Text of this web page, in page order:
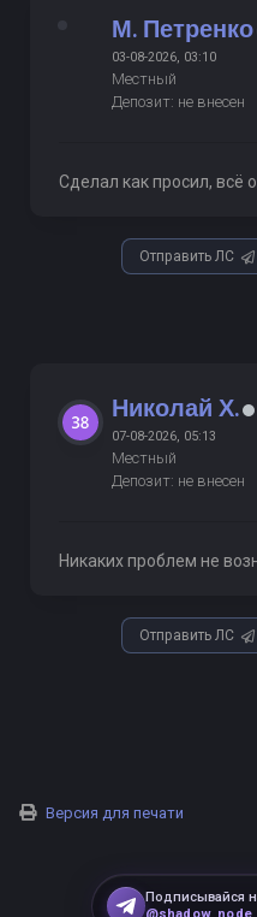
М. Петренко
03-08-2026, 03:10
Местный
Депозит: не внесен
Сделал как просил, всё
Отправить ЛС
Николай Х.
07-08-2026, 05:13
Местный
Депозит: не внесен
Никаких проблем не
Отправить ЛС
Версия для печати
Подписывайся